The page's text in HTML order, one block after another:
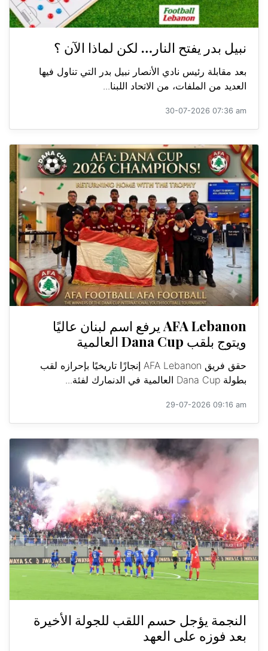
نبيل بدر يفتح النار… لكن لماذا الآن ؟
بعد مقابلة رئيس نادي الأنصار نبيل بدر التي تناول فيها
العديد من الملفات، من الاتحاد اللبنا...
30-07-2026 07:36 am
AFA Lebanon يرفع اسم لبنان عاليًا
ويتوج بلقب Dana Cup العالمية
حقق فريق AFA Lebanon إنجازًا تاريخيًا بإحرازه لقب
بطولة Dana Cup العالمية في الدنمارك لفئة...
29-07-2026 09:16 am
النجمة يؤجل حسم اللقب للجولة الأخيرة
بعد فوزه على العهد